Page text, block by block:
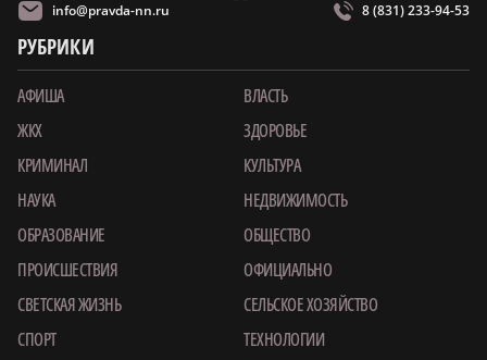
info@pravda-nn.ru 8 (831) 233-94-53
РУБРИКИ
АФИША
ВЛАСТЬ
ЖКХ
ЗДОРОВЬЕ
КРИМИНАЛ
КУЛЬТУРА
НАУКА
НЕДВИЖИМОСТЬ
ОБРАЗОВАНИЕ
ОБЩЕСТВО
ПРОИСШЕСТВИЯ
ОФИЦИАЛЬНО
СВЕТСКАЯ ЖИЗНЬ
СЕЛЬСКОЕ ХОЗЯЙСТВО
СПОРТ
ТЕХНОЛОГИИ